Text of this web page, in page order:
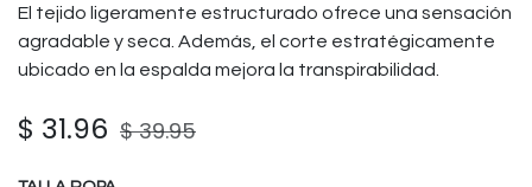
El tejido ligeramente estructurado ofrece una sensación
agradable y seca. Además, el corte estratégicamente
ubicado en la espalda mejora la transpirabilidad.
$ 31.96 $39.95